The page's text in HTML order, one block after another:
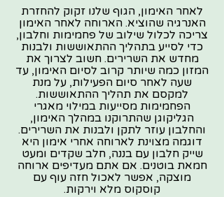
לאחר האימון, הגוף שלנו זקוק להחזרת
האנרגיה שהוציא. הארוחה לאחר האימון
צריכה לכלול שילוב של פחמימות וחלבון,
כדי לסייע בתהליך ההתאוששות ולבנות
מחדש את השרירים. חשוב לצרוך את
המזון כמה שיותר קרוב לסיום האימון, עד
שעה לאחר סיום הפעילות, על מנת
למקסם את תהליך ההתאוששות.
הפחמימות מסייעות במילוי מאגרי
הגליקוגן שהתרוקנו במהלך האימון,
והחלבון עוזר לתקן ולבנות את השרירים.
דוגמה מצוינת לארוחה אחרי אימון היא
שייק חלבון עם בננה, חלב שקדים ומעט
חמאת בוטנים. אם אתם מעדיפים ארוחה
מוצקה, אפשר לאכול חזה עוף עם
קוסקוס מלא וירקות.